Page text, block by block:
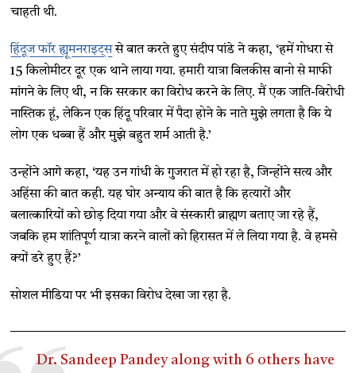
चाहती थी.
हिंदूज फॉर ह्यूमनराइट्ससे बात करते हुए संदीप पांडे ने कहा, ‘हमें गोधरा से
15 किलोमीटर दूर एक थाने लाया गया. हमारी यात्रा बिलकीस बानो से माफी
मांगने के लिए थी, न कि सरकार का विरोध करने के लिए. मैं एक जाति-विरोधी
नास्तिक हूं, लेकिन एक हिंदू परिवार में पैदा होने के नाते मुझे लगता है कि ये
लोग एक धब्बा हैं और मुझे बहुत शर्म आती है.’
उन्होंने आगे कहा, ‘यह उन गांधी के गुजरात में हो रहा है, जिन्होंने सत्य और
अहिंसा की बात कही. यह घोर अन्याय की बात है कि हत्यारों और
बलात्कारियों को छोड़ दिया गया और वे संस्कारी ब्राह्मण बताए जा रहे हैं,
जबकि हम शांतिपूर्ण यात्रा करने वालों को हिरासत में ले लिया गया है. वे हमसे
क्यों डरे हुए हैं?’
सोशल मीडिया पर भी इसका विरोध देखा जा रहा है.
Dr. Sandeep Pandey along with 6 others have